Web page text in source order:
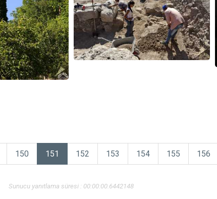
150 151 152 153 154 155 156
Sunucu yanıtlama süresi : 00:00:00.6442148